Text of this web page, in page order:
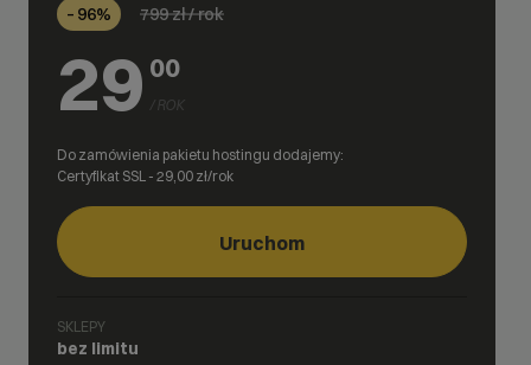
– 96% 799zł / rok
29 00
/ ROK
Do zamówienia pakietu hostingu dodajemy:
Certyfikat SSL - 29,00 zł/rok
Uruchom
SKLEPY
bez limitu